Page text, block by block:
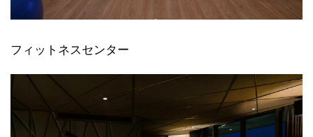
フィットネスセンター